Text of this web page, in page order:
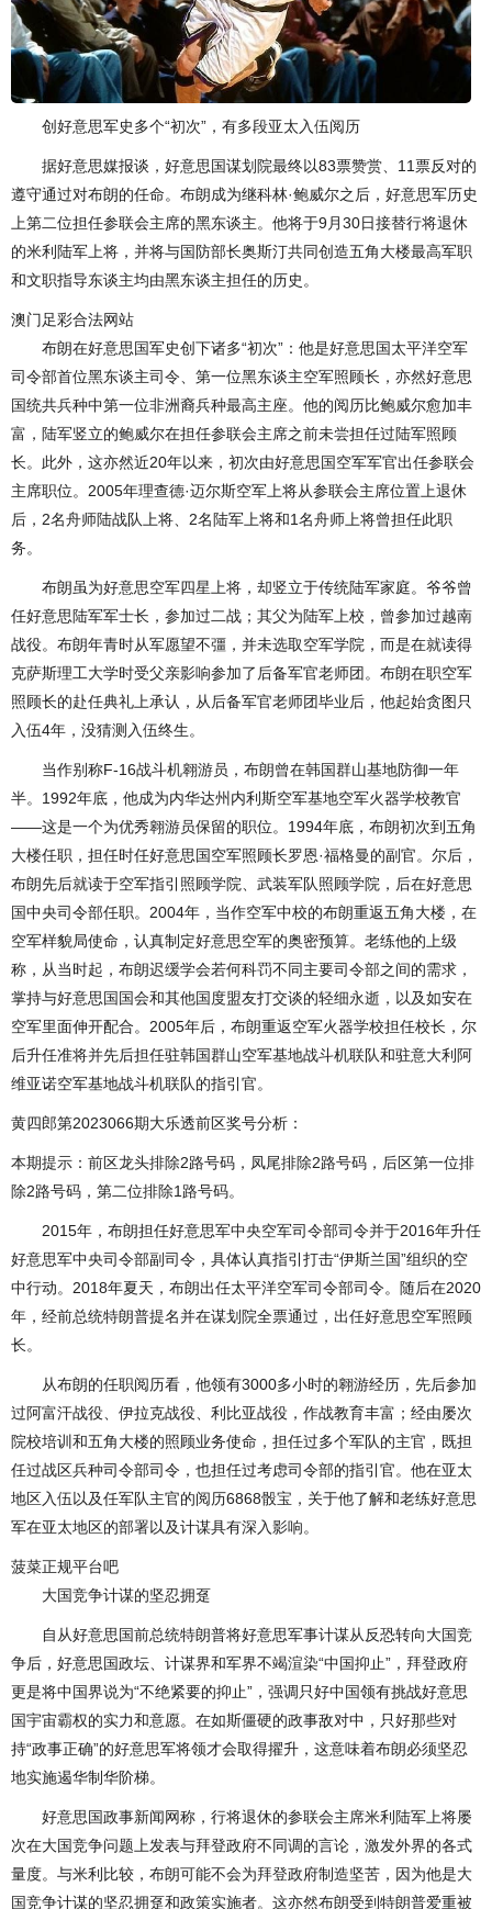
创好意思军史多个“初次”，有多段亚太入伍阅历
据好意思媒报谈，好意思国谋划院最终以83票赞赏、11票反对的
遵守通过对布朗的任命。布朗成为继科林·鲍威尔之后，好意思军历史
上第二位担任参联会主席的黑东谈主。他将于9月30日接替行将退休
的米利陆军上将，并将与国防部长奥斯汀共同创造五角大楼最高军职
和文职指导东谈主均由黑东谈主担任的历史。
澳门足彩合法网站
布朗在好意思国军史创下诸多“初次”：他是好意思国太平洋空军
司令部首位黑东谈主司令、第一位黑东谈主空军照顾长，亦然好意思
国统共兵种中第一位非洲裔兵种最高主座。他的阅历比鲍威尔愈加丰
富，陆军竖立的鲍威尔在担任参联会主席之前未尝担任过陆军照顾
长。此外，这亦然近20年以来，初次由好意思国空军军官出任参联会
主席职位。2005年理查德·迈尔斯空军上将从参联会主席位置上退休
后，2名舟师陆战队上将、2名陆军上将和1名舟师上将曾担任此职
务。
布朗虽为好意思空军四星上将，却竖立于传统陆军家庭。爷爷曾
任好意思陆军军士长，参加过二战；其父为陆军上校，曾参加过越南
战役。布朗年青时从军愿望不彊，并未选取空军学院，而是在就读得
克萨斯理工大学时受父亲影响参加了后备军官老师团。布朗在职空军
照顾长的赴任典礼上承认，从后备军官老师团毕业后，他起始贪图只
入伍4年，没猜测入伍终生。
当作别称F-16战斗机翱游员，布朗曾在韩国群山基地防御一年
半。1992年底，他成为内华达州内利斯空军基地空军火器学校教官
——这是一个为优秀翱游员保留的职位。1994年底，布朗初次到五角
大楼任职，担任时任好意思国空军照顾长罗恩·福格曼的副官。尔后，
布朗先后就读于空军指引照顾学院、武装军队照顾学院，后在好意思
国中央司令部任职。2004年，当作空军中校的布朗重返五角大楼，在
空军样貌局使命，认真制定好意思空军的奥密预算。老练他的上级
称，从当时起，布朗迟缓学会若何科罚不同主要司令部之间的需求，
掌持与好意思国国会和其他国度盟友打交谈的轻细永逝，以及如安在
空军里面伸开配合。2005年后，布朗重返空军火器学校担任校长，尔
后升任准将并先后担任驻韩国群山空军基地战斗机联队和驻意大利阿
维亚诺空军基地战斗机联队的指引官。
黄四郎第2023066期大乐透前区奖号分析：
本期提示：前区龙头排除2路号码，凤尾排除2路号码，后区第一位排
除2路号码，第二位排除1路号码。
2015年，布朗担任好意思军中央空军司令部司令并于2016年升任
好意思军中央司令部副司令，具体认真指引打击“伊斯兰国”组织的空
中行动。2018年夏天，布朗出任太平洋空军司令部司令。随后在2020
年，经前总统特朗普提名并在谋划院全票通过，出任好意思空军照顾
长。
从布朗的任职阅历看，他领有3000多小时的翱游经历，先后参加
过阿富汗战役、伊拉克战役、利比亚战役，作战教育丰富；经由屡次
院校培训和五角大楼的照顾业务使命，担任过多个军队的主官，既担
任过战区兵种司令部司令，也担任过考虑司令部的指引官。他在亚太
地区入伍以及任军队主官的阅历6868骰宝，关于他了解和老练好意思
军在亚太地区的部署以及计谋具有深入影响。
菠菜正规平台吧
大国竞争计谋的坚忍拥趸
自从好意思国前总统特朗普将好意思军事计谋从反恐转向大国竞
争后，好意思国政坛、计谋界和军界不竭渲染“中国抑止”，拜登政府
更是将中国界说为“不绝紧要的抑止”，强调只好中国领有挑战好意思
国宇宙霸权的实力和意愿。在如斯僵硬的政事敌对中，只好那些对
持“政事正确”的好意思军将领才会取得擢升，这意味着布朗必须坚忍
地实施遏华制华阶梯。
好意思国政事新闻网称，行将退休的参联会主席米利陆军上将屡
次在大国竞争问题上发表与拜登政府不同调的言论，激发外界的各式
量度。与米利比较，布朗可能不会为拜登政府制造坚苦，因为他是大
国竞争计谋的坚忍拥趸和政策实施者。这亦然布朗受到特朗普爱重被